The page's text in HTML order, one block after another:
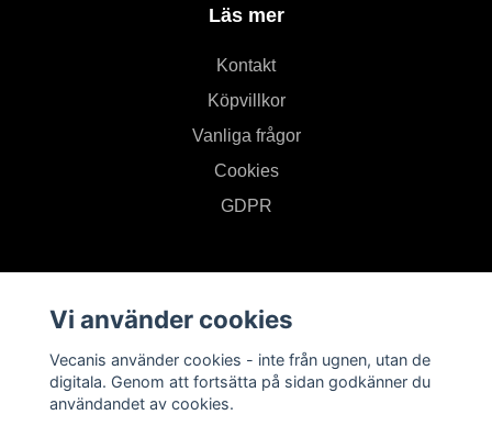
Läs mer
Kontakt
Köpvillkor
Vanliga frågor
Cookies
GDPR
Prenumerera på vårt nyhetsbrev
Prenumerera
Vi använder cookies
Vecanis använder cookies - inte från ugnen, utan de
digitala. Genom att fortsätta på sidan godkänner du
användandet av cookies.